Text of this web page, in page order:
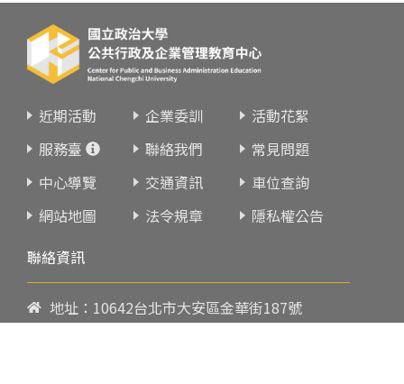
近期活動 企業委訓
活動花絮
服務臺
聯絡我們
常見問題
中心導覽
交通資訊
車位查詢
網站地圖
法令規章
隱私權公告
聯絡資訊
地址：10642台北市大安區金華街187號